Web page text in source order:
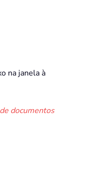
na janela à
documentos